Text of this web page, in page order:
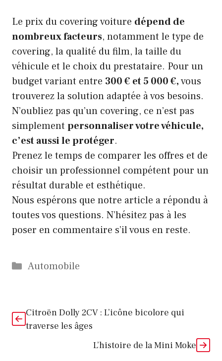
Le prix du covering voiture dépend de
nombreux facteurs, notamment le type de
covering, la qualité du film, la taille du
véhicule et le choix du prestataire. Pour un
budget variant entre 300 € et 5 000 €,vous
trouverez la solution adaptée à vos besoins.
N’oubliez pas qu’un covering, ce n’est pas
simplement personnaliser votre véhicule,
c’est aussi le protéger.
Prenez le temps de comparer les offres et de
choisir un professionnel compétent pour un
résultat durable et esthétique.
Nous espérons que notre article a répondu à
toutes vos questions. N’hésitez pas à les
poser en commentaire s’il vous en reste.
Catégories
Automobile
Citroën Dolly 2CV : L’icône bicolore qui
traverse les âges
L’histoire de la Mini Moke